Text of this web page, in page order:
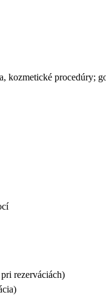
kozmetické procedúry;
rezerváciách)